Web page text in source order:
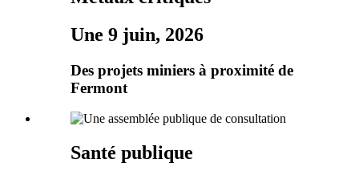
Une 9 juin, 2026
Des projets miniers à proximité de
Fermont
Santé publique